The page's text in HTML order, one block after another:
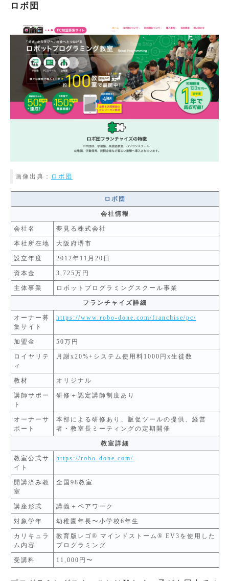
ロボ団
画像出典： ロボ団
ロボ団
会社情報
会社名 夢見る株式会社
本社所在地 大阪府堺市
設立年度 2012年11月20日
資本金 3,725万円
主体事業 ロボットプログラミングスクール事業
フランチャイズ詳細
オーナー募
集サイト
https://www.robo-done.com/franchise/pc/
加盟金 50万円
ロイヤリテ
ィ
月謝x20%+システム使用料1000円x生徒数
教材 オリジナル
講師サポー
ト
研修＋認定講師制度あり
オーナーサ
ポート
本部による研修あり、販促ツールの提供、経営
者・教室長ミーティングの定期開催
教室詳細
教室公式サ
イト
https://robo-done.com/
開講済み教
室
全国98教室
講座形式 講義＋ペアワーク
対象学年 幼稚園年長〜小学校6年生
カリキュラ
ム内容
教育版レゴ® マインドストーム® EV3を使用した
プログラミング
受講料 11,000円〜